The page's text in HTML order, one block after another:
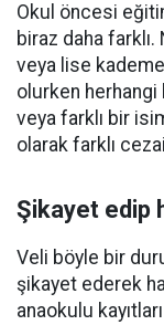
Okul öncesi
biraz daha
veya lise
olurken herhangi
veya farklı bir
olarak farklı
Şikayet edip
Veli böyle bir
şikayet ederek
anaokulu